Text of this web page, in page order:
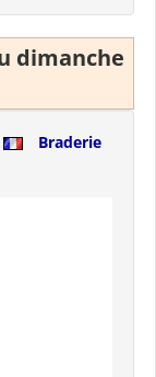
dimanche
Braderie